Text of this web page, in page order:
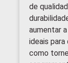
de
aumentar
ideais
como